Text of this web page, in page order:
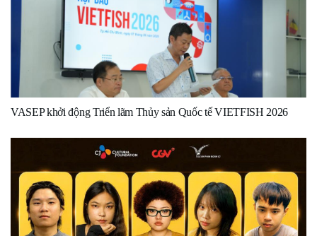
VASEP khởi động Triển lãm Thủy sản Quốc tế VIETFISH 2026